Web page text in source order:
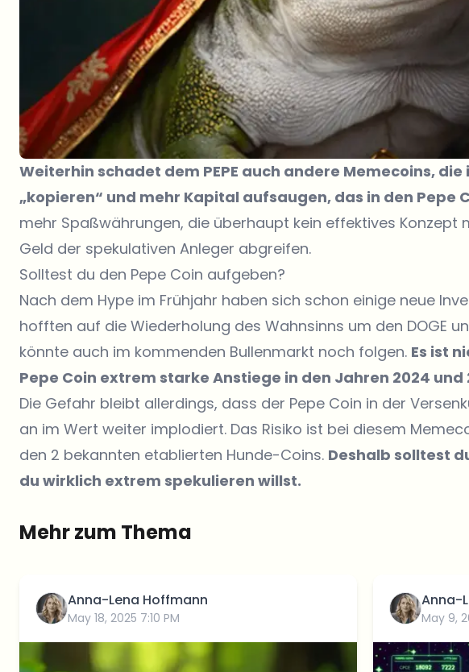
Weiterhin schadet dem PEPE auch andere Memecoins,
„kopieren“ und mehr Kapital aufsaugen, das in den Pepe
mehr Spaßwährungen, die überhaupt kein effektives Konzept
Geld der spekulativen Anleger abgreifen.
Solltest du den Pepe Coin aufgeben?
Nach dem Hype im Frühjahr haben sich schon einige neue
hofften auf die Wiederholung des Wahnsinns um den DOGE
könnte auch im kommenden Bullenmarkt noch folgen. Es ist
Pepe Coin extrem starke Anstiege in den Jahren 2024 und
Die Gefahr bleibt allerdings, dass der Pepe Coin in der
an im Wert weiter implodiert. Das Risiko ist bei diesem
den 2 bekannten etablierten Hunde-Coins. Deshalb solltest
du wirklich extrem spekulieren willst.
Mehr zum Thema
Anna-Lena Hoffmann
May 18, 2025 7:10 PM
Anna-
May 9,